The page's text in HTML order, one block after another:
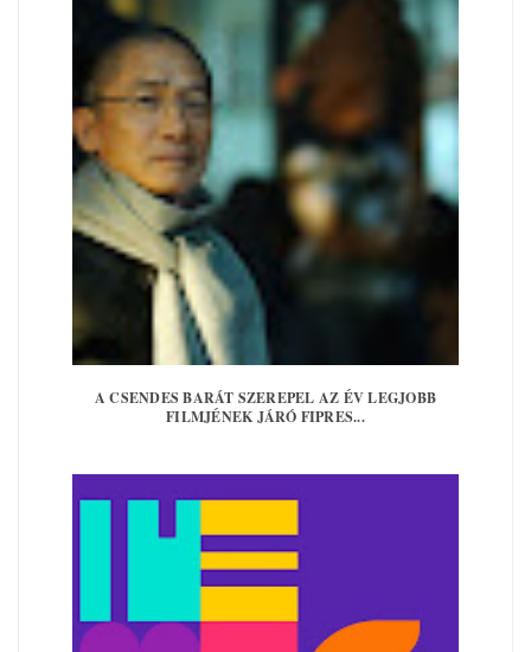
A CSENDES BARÁT SZEREPEL AZ ÉV LEGJOBB
FILMJÉNEK JÁRÓ FIPRES...